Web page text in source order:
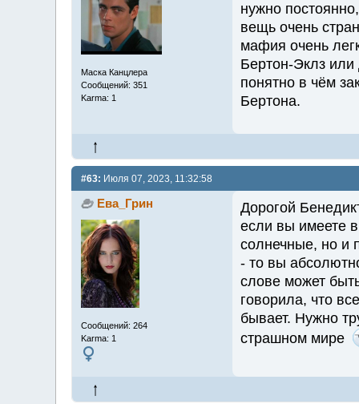
Маска Канцлера
Сообщений: 351
Karma: 1
нужно
вещь очень
мафия очень
Бертон-Эклз
понятно в чём
Бертона.
#63: Июля 07, 2023, 11:32:58
Ева_Грин
Сообщений: 264
Karma: 1
Дорогой
если вы имеете
солнечные, но и
- то вы
слове может
говорила, что
бывает. Нужно
страшном мире